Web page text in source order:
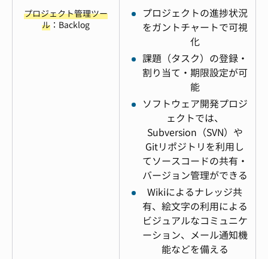
プロジェクト管理ツー
ル ：Backlog
プロジェクトの進捗状況
をガントチャートで可視
化
課題（タスク）の登録・
割り当て・期限設定が可
能
ソフトウェア開発プロジ
ェクトでは、
Subversion（SVN）や
Gitリポジトリを利用し
てソースコードの共有・
バージョン管理ができる
Wikiによるナレッジ共
有、絵文字の利用による
ビジュアルなコミュニケ
ーション、メール通知機
能などを備える